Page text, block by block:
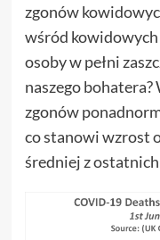
zgonów
wśród kowidowych
osoby w pełni
naszego
zgonów
co stanowi wzrost
średniej z